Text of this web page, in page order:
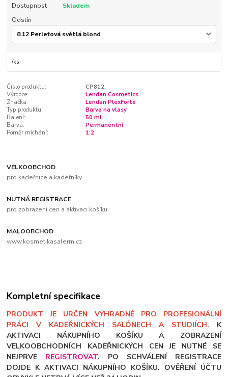
Dostupnost
Skladem
Odstín
/ks
Číslo produktu:
CP812
Výrobce:
Lendan Cosmetics
Značka:
Lendan PlexForte
Typ produktu:
Barva na vlasy
Balení:
50 ml
Barva:
Permanentní
Poměr míchání:
1:2
VELKOOBCHOD
pro kadeřnice a kadeřníky
NUTNÁ REGISTRACE
pro zobrazení cen a aktivaci košíku
MALOOBCHOD
www.kosmetikasalerm.cz
Kompletní specifikace
PRODUKT JE URČEN VÝHRADNĚ PRO PROFESIONÁLNÍ
PRÁCI V KADEŘNICKÝCH SALÓNECH A STUDIÍCH. K
AKTIVACI NÁKUPNÍHO KOŠÍKU A ZOBRAZENÍ
VELKOOBCHODNÍCH KADEŘNICKÝCH CEN JE NUTNÉ SE
NEJPRVE REGISTROVAT. PO SCHVÁLENÍ REGISTRACE
DOJDE K AKTIVACI NÁKUPNÍHO KOŠÍKU. OVĚŘENÍ ÚČTU